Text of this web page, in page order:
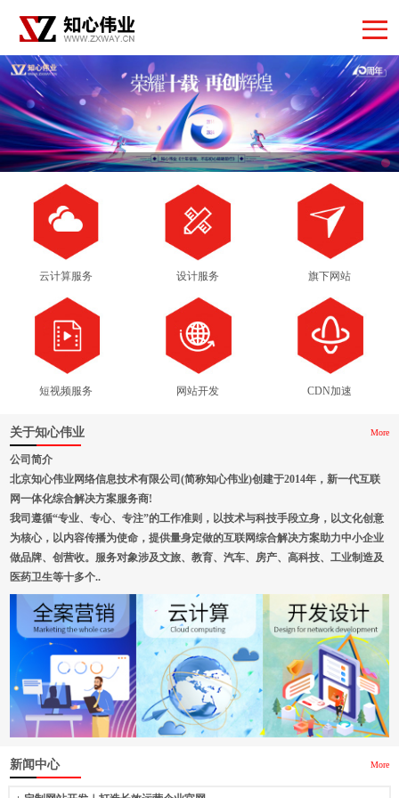
云计算服务 设计服务 旗下网站
短视频服务 网站开发 CDN加速
关于知心伟业 More
公司简介
北京知心伟业网络信息技术有限公司(简称知心伟业)创建于2014年，新一代互联
网一体化综合解决方案服务商!
我司遵循“专业、专心、专注”的工作准则，以技术与科技手段立身，以文化创意
为核心，以内容传播为使命，提供量身定做的互联网综合解决方案助力中小企业
做品牌、创营收。服务对象涉及文旅、教育、汽车、房产、高科技、工业制造及
医药卫生等十多个..
新闻中心 More